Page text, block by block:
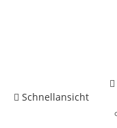
Schnellansicht